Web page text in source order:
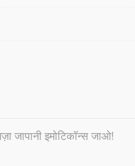
जापानी इमोटिकॉन्स जाओ!